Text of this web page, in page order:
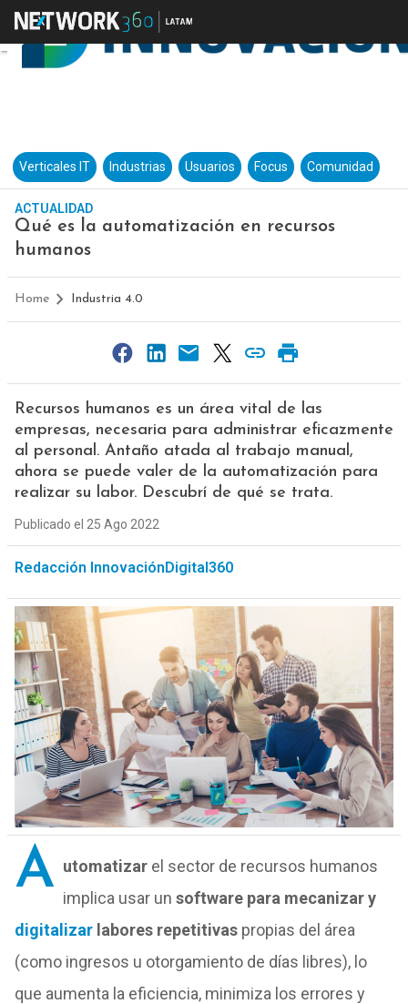
Verticales IT Industrias Usuarios Focus Comunidad
ACTUALIDAD
Qué es la automatización en recursos
humanos
Home Industria 4.0
Recursos humanos es un área vital de las
empresas, necesaria para administrar eficazmente
al personal. Antaño atada al trabajo manual,
ahora se puede valer de la automatización para
realizar su labor. Descubrí de qué se trata.
Publicado el 25 Ago 2022
Redacción InnovaciónDigital360
A utomatizarel sector de recursos humanos
implica usar un software para mecanizar y
digitalizarlabores repetitivaspropias del área
(como ingresos u otorgamiento de días libres), lo
que aumenta la eficiencia, minimiza los errores y